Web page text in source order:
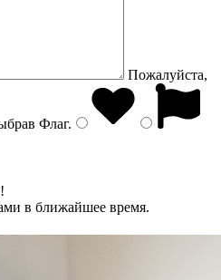
Пожалуйста,
Флаг.
в ближайшее время.